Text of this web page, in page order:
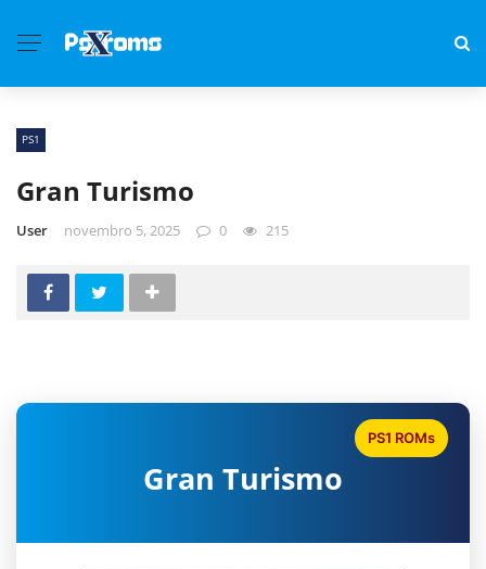
PS1
Gran Turismo
User novembro 5, 2025 0 215
Gran Turismo
PS1 ROMs